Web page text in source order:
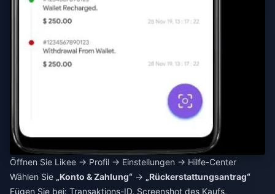
Öffnen Sie Likee → Profil → Einstellungen → Hilfe-Center
Wählen Sie „Konto & Zahlung“ → „Rückerstattungsantrag“
Fügen Sie bei: Transaktions-ID, Screenshot des Kaufs,